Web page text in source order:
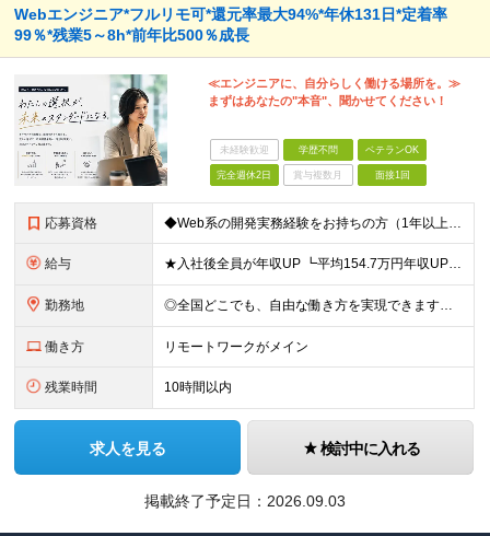
Webエンジニア*フルリモ可*還元率最大94%*年休131日*定着率
99％*残業5～8h*前年比500％成長
≪エンジニアに、自分らしく働ける場所を。≫
まずはあなたの"本音"、聞かせてください！
未経験歓迎 学歴不問 ベテランOK
完全週休2日 賞与複数月 面接1回
応募資格 ◆Web系の開発実務経験をお持ちの方（1年以上） ◆学歴不問 ◆既卒・第二新卒OK ☆Tech Labの事業内容、ビジョンに共感できる⽅はぜひご応募ください！ ☆意欲重視の採用です！ 「経歴に自信が
給与 ★入社後全員が年収UP ┗平均154.7万円年収UP！ ┗最大380万円UPの実績もあり 月給35万円～100万円＋決算賞与＋各種手当 【 給与イメージ 】 ◆経験1年以上…月給35万円～＋決算賞
勤務地 ◎全国どこでも、自由な働き方を実現できます！ 全国のプロジェクト先やフルリモート環境での勤務も可能です。 ＼自由度の高い働き方、叶えます／ ・フルリモートで働きたい ・ハイブリットに働きたい ・家庭
働き方 リモートワークがメイン
残業時間 10時間以内
求人を見る 検討中に入れる
掲載終了予定日： 2026.09.03